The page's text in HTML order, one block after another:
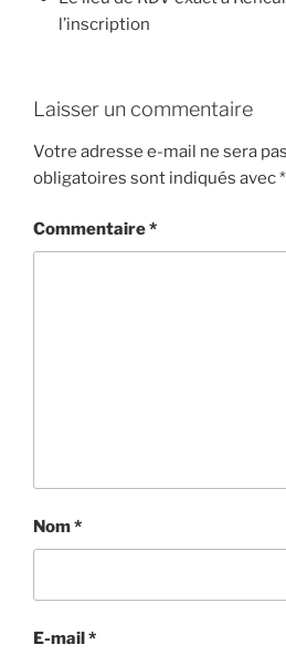
l’inscription
Laisser un commentaire
Votre adresse e-mail ne sera
obligatoires sont indiqués avec*
Commentaire*
Nom*
E-mail*